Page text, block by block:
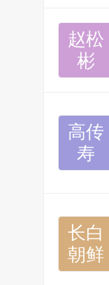
赵松
彬
高传
寿
长白
朝鲜